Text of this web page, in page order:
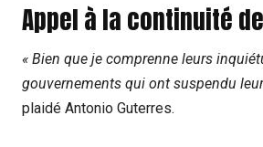
Appel à la continuité
« Bien que je comprenne leurs
gouvernements qui ont suspendu
plaidé Antonio Guterres.